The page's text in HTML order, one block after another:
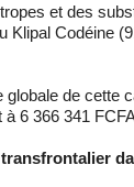
et des
Klipal Codéine
globale de cette
6 366 341